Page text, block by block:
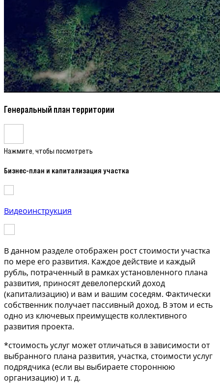
Генеральный план территории
Нажмите, чтобы посмотреть
Бизнес-план и капитализация участка
Видеоинструкция
В данном разделе отображен рост стоимости участка
по мере его развития. Каждое действие и каждый
рубль, потраченный в рамках установленного плана
развития, приносят девелоперский доход
(капитализацию) и вам и вашим соседям. Фактически
собственник получает пассивный доход. В этом и есть
одно из ключевых преимуществ коллективного
развития проекта.
*стоимость услуг может отличаться в зависимости от
выбранного плана развития, участка, стоимости услуг
подрядчика (если вы выбираете стороннюю
организацию) и т. д.